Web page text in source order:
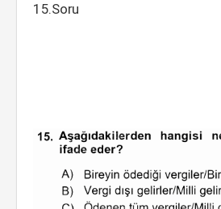
15.Soru